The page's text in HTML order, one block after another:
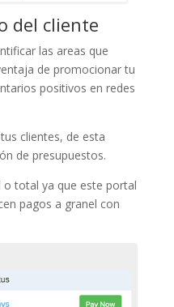
del cliente
las areas que
de promocionar tu
positivos en redes
clientes, de esta
de presupuestos.
o total ya que este portal
pagos a granel con